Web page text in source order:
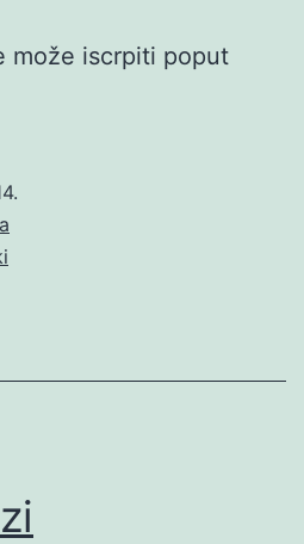
može iscrpiti poput